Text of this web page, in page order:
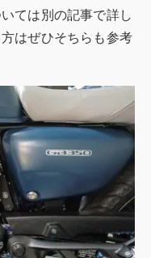
ては別の記事で詳し
はぜひそちらも参考